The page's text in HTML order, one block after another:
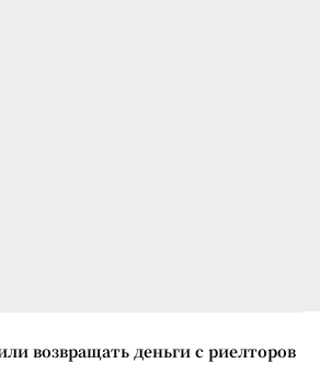
возвращать деньги с риелторов